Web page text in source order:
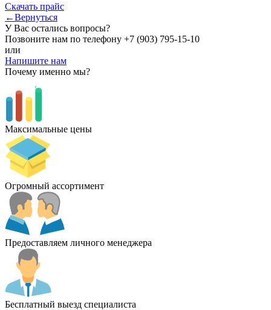
Скачать прайс
←Вернуться
У Вас остались вопросы?
Позвоните нам по телефону +7 (903) 795-15-10
или
Напишите нам
Почему именно мы?
Максимальные цены
Огромный ассортимент
Предоставляем личного менеджера
Бесплатный выезд специалиста